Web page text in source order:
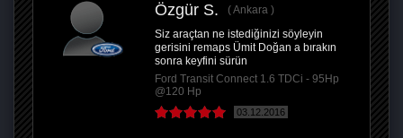
Özgür S.
Ankara
Siz araçtan ne istediğinizi söyleyin
gerisini remaps Ümit Doğan a bırakın
sonra keyfini sürün
Ford Transit Connect 1.6 TDCi - 95Hp
@120 Hp
03.12.2016